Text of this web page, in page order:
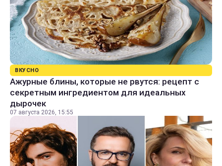
ВКУСНО
Ажурные блины, которые не рвутся: рецепт с
секретным ингредиентом для идеальных
дырочек
07 августа 2026, 15:55